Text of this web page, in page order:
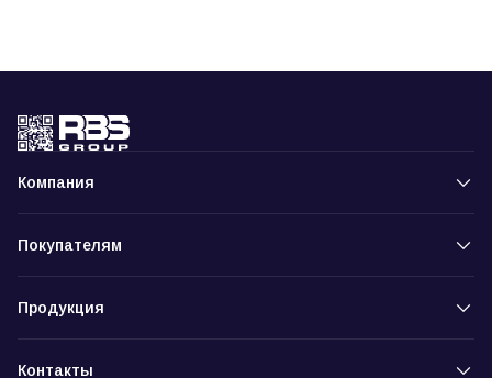
Компания
Покупателям
Продукция
Контакты